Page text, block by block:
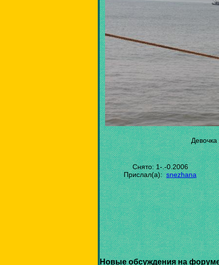
Снято: 1-.-0.2006
Прислал(а):snezhana
Новые обсуждения на